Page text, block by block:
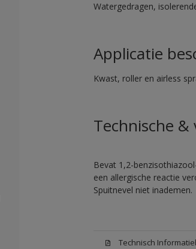
Watergedragen,
Applicatie
Kwast, roller en airless
Technische
Bevat 1,2-
een allergische reactie
Spuitnevel niet inademen.
Technisch